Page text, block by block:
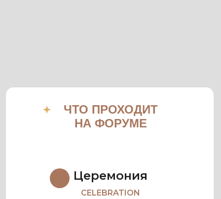
Церемония
ЧТО ПРОХОДИТ
НА ФОРУМЕ
CELEBRATION